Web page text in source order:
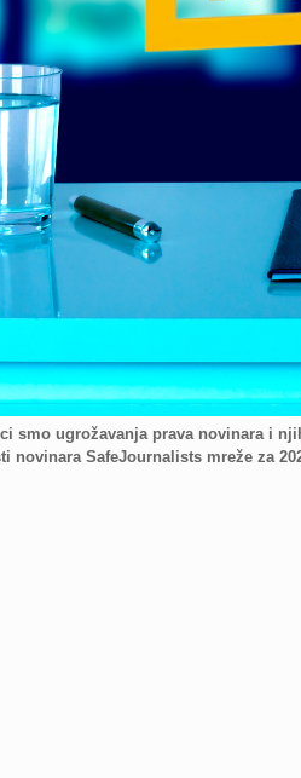
smo ugrožavanja prava novinara i
novinara SafeJournalists mreže za